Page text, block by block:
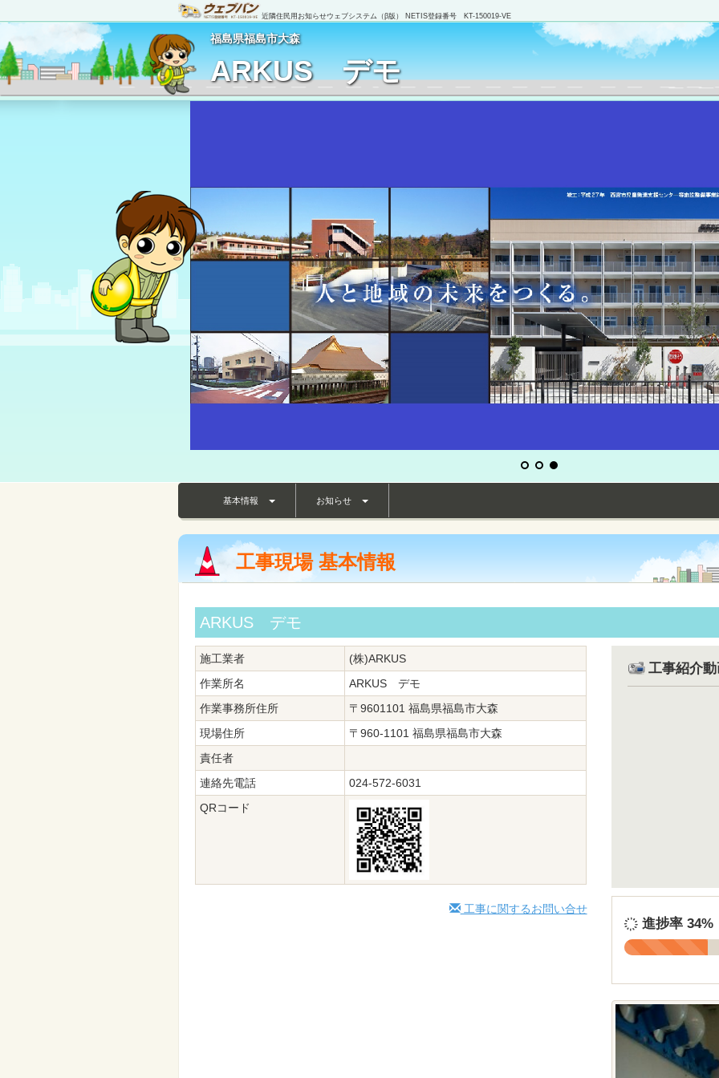
近隣住民用お知らせウェブシステム（β版） NETIS登録番号 KT-150019-VE
福島県福島市大森
ARKUS デモ
基本情報 お知らせ
工事現場 基本情報
ARKUS デモ
施工業者
(株)ARKUS
作業所名
ARKUS デモ
作業事務所住所
〒9601101 福島県福島市大森
現場住所
〒960-1101 福島県福島市大森
責任者
連絡先電話
024-572-6031
QRコード
工事に関するお問い合せ
工事紹介動
進捗率 34%